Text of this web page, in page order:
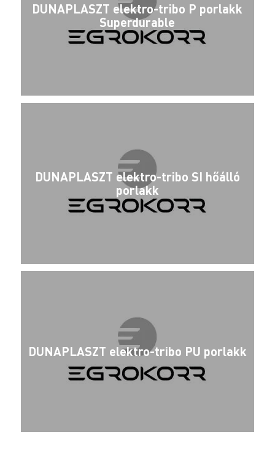
DUNAPLASZT elektro-tribo P porlakk
Superdurable
DUNAPLASZT elektro-tribo SI hőálló
porlakk
DUNAPLASZT elektro-tribo PU porlakk